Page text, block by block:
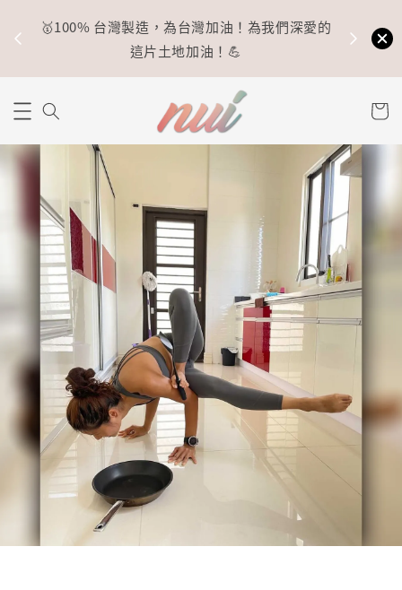
🥇100% 台灣製造，為台灣加油！為我們深愛的
這片土地加油！💪